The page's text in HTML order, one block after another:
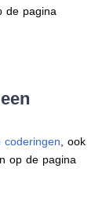
de pagina
coderingen , ook
op de pagina